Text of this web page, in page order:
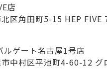
店
区角田町5-15 HEP FIVE
ゲート名古屋1号店
中村区平池町4-60-12 グ